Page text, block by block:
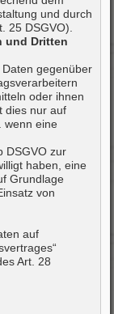
und durch
25 DSGVO).
und Dritten
gegenüber
oder ihnen
dies nur auf
wenn eine
DSGVO zur
haben, eine
Grundlage
von
auf
Art. 28